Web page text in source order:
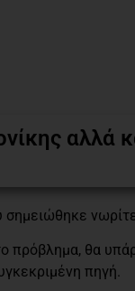
αλλά
σημειώθηκε
πρόβλημα, θα
πηγή.